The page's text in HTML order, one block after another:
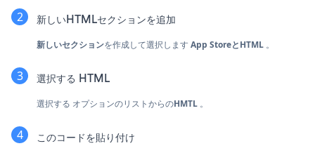
新しいHTMLセクションを追加
新しいセクションを作成して選択します App StoreとHTML 。
選択する HTML
選択する オプションのリストからのHMTL 。
このコードを貼り付け